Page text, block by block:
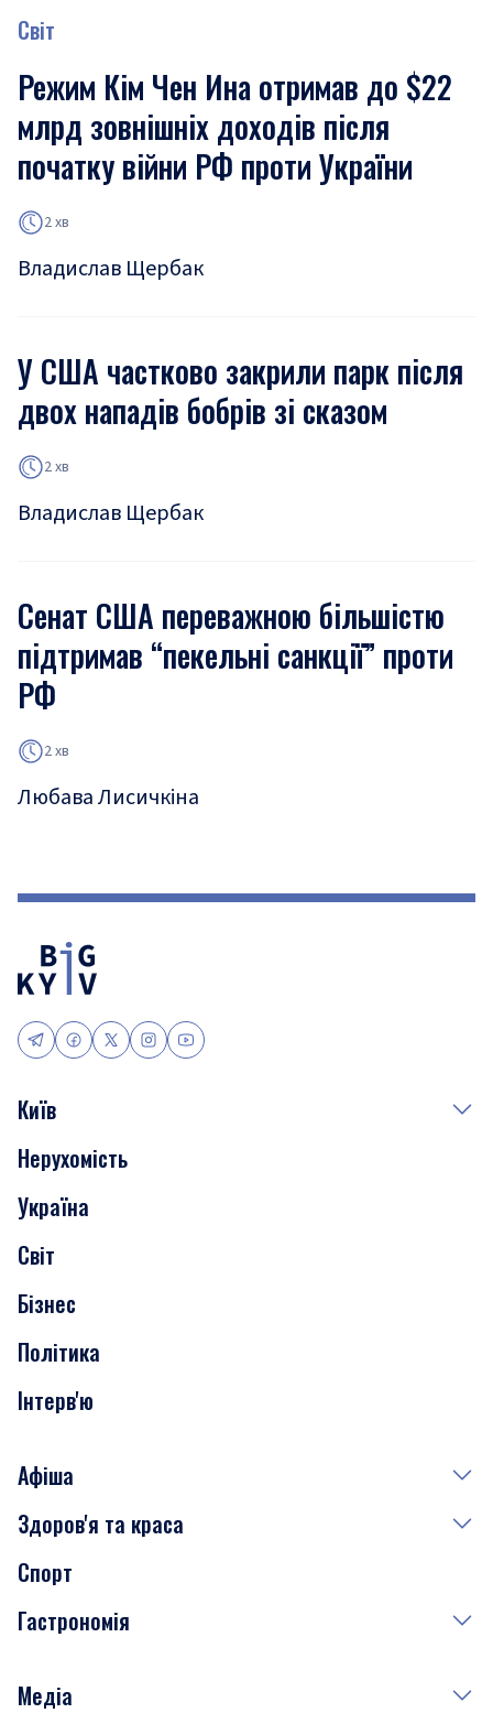
Світ
Режим Кім Чен Ина отримав до $22
млрд зовнішніх доходів після
початку війни РФ проти України
2 хв
Владислав Щербак
У США частково закрили парк після
двох нападів бобрів зі сказом
2 хв
Владислав Щербак
Сенат США переважною більшістю
підтримав “пекельні санкції” проти
РФ
2 хв
Любава Лисичкіна
Київ
Події
Скандали
Нерухомість
Транспорт
Нерухомість
Україна
Світ
Бізнес
Політика
Інтерв'ю
Афіша
Сьогодні
Завтра
Субота
Здоров'я та краса
Медицина
Краса
Спорт
Гастрономія
Рецепти
Медіа